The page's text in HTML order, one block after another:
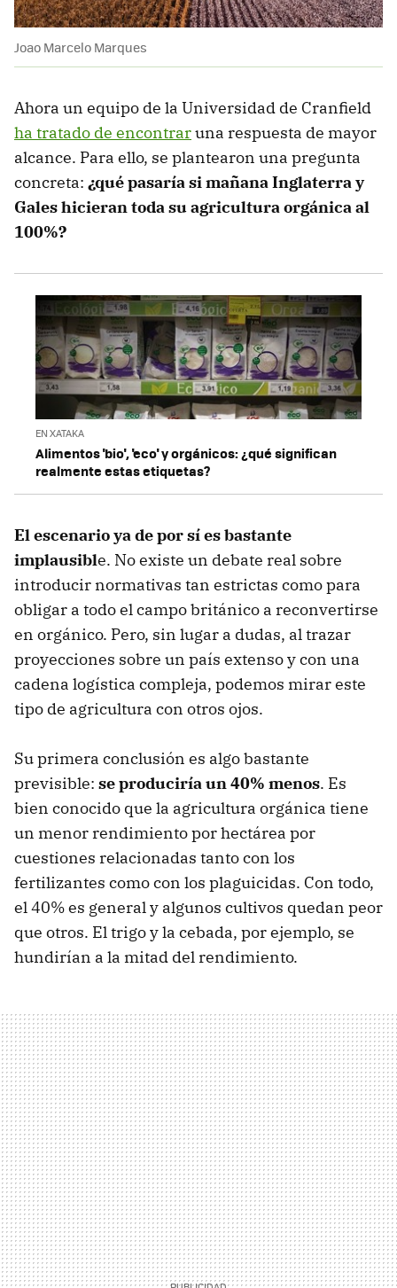
Joao Marcelo Marques
Ahora un equipo de la Universidad de Cranfield
ha tratado de encontraruna respuesta de mayor
alcance. Para ello, se plantearon una pregunta
concreta: ¿qué pasaría si mañana Inglaterra y
Gales hicieran toda su agricultura orgánica al
100%?
EN XATAKA
Alimentos 'bio', 'eco' y orgánicos: ¿qué significan
realmente estas etiquetas?
El escenario ya de por sí es bastante
implausible. No existe un debate real sobre
introducir normativas tan estrictas como para
obligar a todo el campo británico a reconvertirse
en orgánico. Pero, sin lugar a dudas, al trazar
proyecciones sobre un país extenso y con una
cadena logística compleja, podemos mirar este
tipo de agricultura con otros ojos.
Su primera conclusión es algo bastante
previsible: se produciría un 40% menos. Es
bien conocido que la agricultura orgánica tiene
un menor rendimiento por hectárea por
cuestiones relacionadas tanto con los
fertilizantes como con los plaguicidas. Con todo,
el 40% es general y algunos cultivos quedan peor
que otros. El trigo y la cebada, por ejemplo, se
hundirían a la mitad del rendimiento.